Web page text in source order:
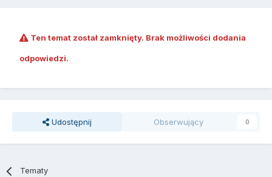
Ten temat został zamknięty. Brak możliwości dodania
odpowiedzi.
Udostępnij Obserwujący 0
Tematy